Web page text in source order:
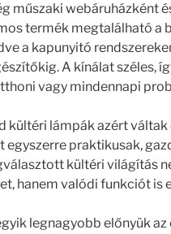
műszaki webáruházként
termék megtalálható a
a kapunyitó
A kínálat széles,
vagy mindennapi
kültéri lámpák azért váltak
egyszerre praktikusak,
kültéri világítás
hanem valódi funkciót is
legnagyobb előnyük